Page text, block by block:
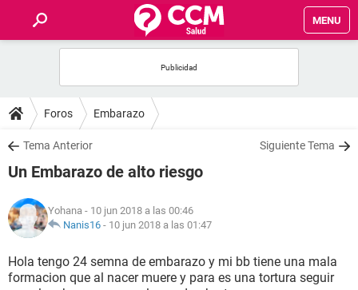
MENU
FOROS
SALUD
NUTRICIÓN
BIENESTAR
Foros Embarazo
Tema Anterior Siguiente Tema
Un Embarazo de alto riesgo
Yohana - 10 jun 2018 a las 00:46
Nanis16 - 10 jun 2018 a las 01:47
Hola tengo 24 semna de embarazo y mi bb tiene una mala
formacion que al nacer muere y para es una tortura seguir